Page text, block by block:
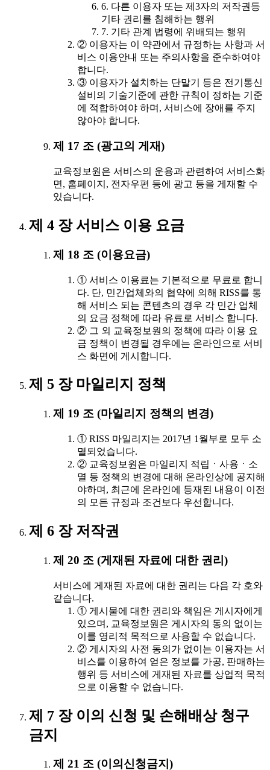
6. 다른 이용자 또는 제3자의 저작권등
기타 권리를 침해하는 행위
7. 기타 관계 법령에 위배되는 행위
② 이용자는 이 약관에서 규정하는 사항과 서
비스 이용안내 또는 주의사항을 준수하여야
합니다.
③ 이용자가 설치하는 단말기 등은 전기통신
설비의 기술기준에 관한 규칙이 정하는 기준
에 적합하여야 하며, 서비스에 장애를 주지
않아야 합니다.
제 17 조 (광고의 게재)
교육정보원은 서비스의 운용과 관련하여 서비스화
면, 홈페이지, 전자우편 등에 광고 등을 게재할 수
있습니다.
제 4 장 서비스 이용 요금
제 18 조 (이용요금)
① 서비스 이용료는 기본적으로 무료로 합니
다. 단, 민간업체와의 협약에 의해 RISS를 통
해 서비스 되는 콘텐츠의 경우 각 민간 업체
의 요금 정책에 따라 유료로 서비스 합니다.
② 그 외 교육정보원의 정책에 따라 이용 요
금 정책이 변경될 경우에는 온라인으로 서비
스 화면에 게시합니다.
제 5 장 마일리지 정책
제 19 조 (마일리지 정책의 변경)
① RISS 마일리지는 2017년 1월부로 모두 소
멸되었습니다.
② 교육정보원은 마일리지 적립ㆍ사용ㆍ소
멸 등 정책의 변경에 대해 온라인상에 공지해
야하며, 최근에 온라인에 등재된 내용이 이전
의 모든 규정과 조건보다 우선합니다.
제 6 장 저작권
제 20 조 (게재된 자료에 대한 권리)
서비스에 게재된 자료에 대한 권리는 다음 각 호와
같습니다.
① 게시물에 대한 권리와 책임은 게시자에게
있으며, 교육정보원은 게시자의 동의 없이는
이를 영리적 목적으로 사용할 수 없습니다.
② 게시자의 사전 동의가 없이는 이용자는 서
비스를 이용하여 얻은 정보를 가공, 판매하는
행위 등 서비스에 게재된 자료를 상업적 목적
으로 이용할 수 없습니다.
제 7 장 이의 신청 및 손해배상 청구
금지
제 21 조 (이의신청금지)